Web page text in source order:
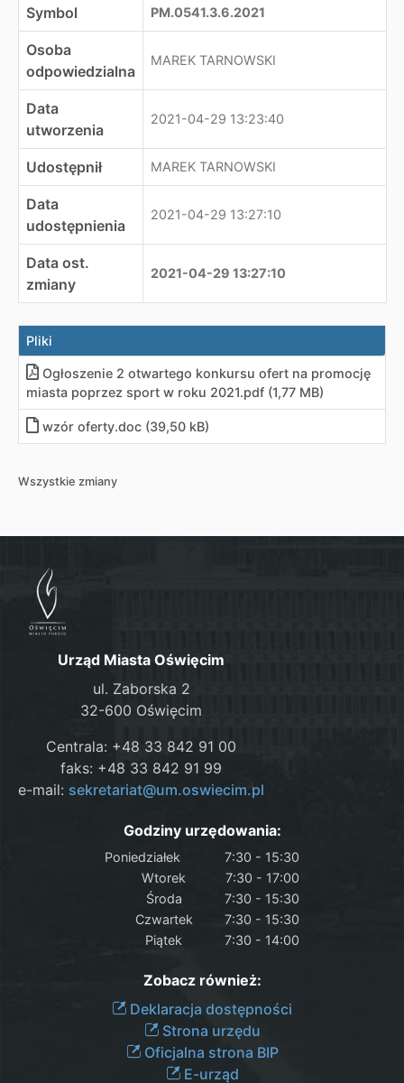
Symbol PM.0541.3.6.2021
Osoba
odpowiedzialna
MAREK TARNOWSKI
Data
utworzenia
2021-04-29 13:23:40
Udostępnił MAREK TARNOWSKI
Data
udostępnienia
2021-04-29 13:27:10
Data ost.
zmiany
2021-04-29 13:27:10
Pliki
Ogłoszenie 2 otwartego konkursu ofert na promocję
miasta poprzez sport w roku 2021.pdf (1,77 MB)
wzór oferty.doc (39,50 kB)
Wszystkie zmiany
Urząd Miasta Oświęcim
ul. Zaborska 2
32-600 Oświęcim
Centrala: +48 33 842 91 00
faks: +48 33 842 91 99
e-mail: sekretariat@um.oswiecim.pl
Godziny urzędowania:
Poniedziałek
7:30 - 15:30
Wtorek
7:30 - 17:00
Środa
7:30 - 15:30
Czwartek
7:30 - 15:30
Piątek
7:30 - 14:00
Zobacz również:
Deklaracja dostępności
Strona urzędu
Oficjalna strona BIP
E-urząd